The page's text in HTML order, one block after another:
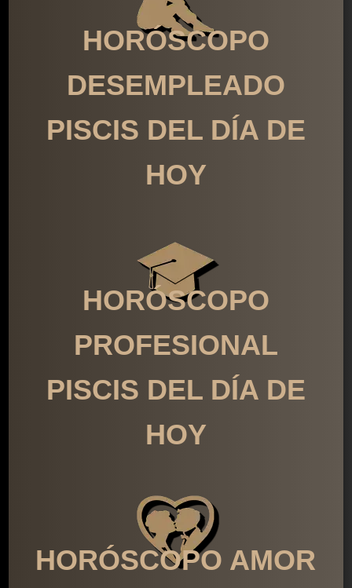
HORÓSCOPO
DESEMPLEADO
PISCIS DEL DÍA DE
HOY
HORÓSCOPO
PROFESIONAL
PISCIS DEL DÍA DE
HOY
HORÓSCOPO AMOR